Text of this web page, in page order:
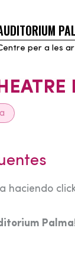
per a les
haciendo
Palma!